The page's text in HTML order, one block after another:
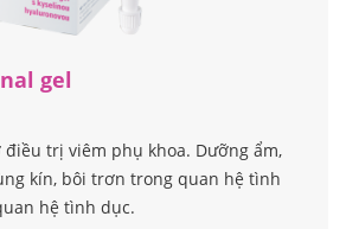
gel
điều trị viêm phụ khoa. Dưỡng ẩm,
kín, bôi trơn trong quan hệ tình
hệ tình dục.